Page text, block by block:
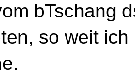
bTschang
so weit ich